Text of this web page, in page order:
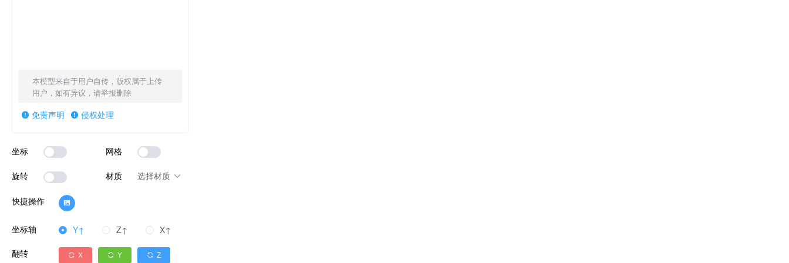
本模型来自于用户自传，版权属于上传
用户，如有异议，请举报删除
免责声明 侵权处理
坐标 网格
旋转 材质 选择材质
快捷操作
坐标轴 Y↑ Z↑ X↑
翻转 X Y Z